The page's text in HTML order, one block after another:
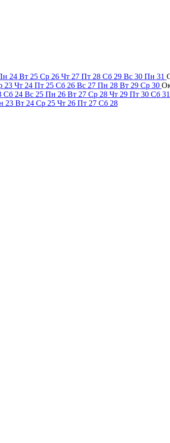
24 Вт 25 Ср 26 Чт 27 Пт 28 Сб 29 Вс 30 Пн 31
23 Чт 24 Пт 25 Сб 26 Вс 27 Пн 28 Вт 29 Ср 30
Сб 24 Вс 25 Пн 26 Вт 27 Ср 28 Чт 29 Пт 30 Сб 31
23 Вт 24 Ср 25 Чт 26 Пт 27 Сб 28